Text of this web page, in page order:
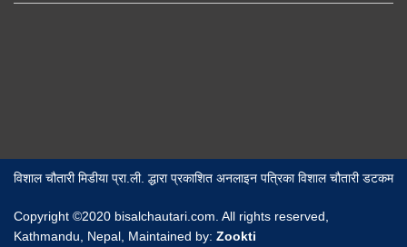
विशाल चौतारी मिडीया प्रा.ली. द्धारा प्रकाशित अनलाइन पत्रिका विशाल चौतारी डटकम
Copyright ©2020 bisalchautari.com. All rights reserved,
Kathmandu, Nepal, Maintained by: Zookti